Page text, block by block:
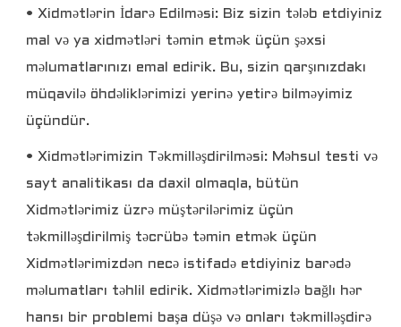
• Xidmətlərin İdarə Edilməsi: Biz sizin tələb etdiyiniz
mal və ya xidmətləri təmin etmək üçün şəxsi
məlumatlarınızı emal edirik. Bu, sizin qarşınızdakı
müqavilə öhdəliklərimizi yerinə yetirə bilməyimiz
üçündür.
• Xidmətlərimizin Təkmilləşdirilməsi: Məhsul testi və
sayt analitikası da daxil olmaqla, bütün
Xidmətlərimiz üzrə müştərilərimiz üçün
təkmilləşdirilmiş təcrübə təmin etmək üçün
Xidmətlərimizdən necə istifadə etdiyiniz barədə
məlumatları təhlil edirik. Xidmətlərimizlə bağlı hər
hansı bir problemi başa düşə və onları təkmilləşdirə